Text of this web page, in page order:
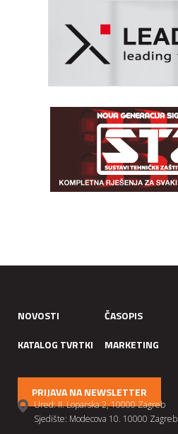
NOVOSTI ČASOPIS
KATALOG TVRTKI
MARKETING
PRIJAVA NA NEWSLETTER
Ured: II. Loparska 2, 10000 Zagreb
Sjedište: Modecova 10. 10000 Zagreb